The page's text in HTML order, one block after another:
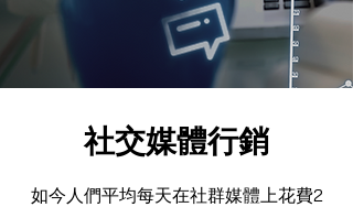
社交媒體行銷
如今人們平均每天在社群媒體上花費2